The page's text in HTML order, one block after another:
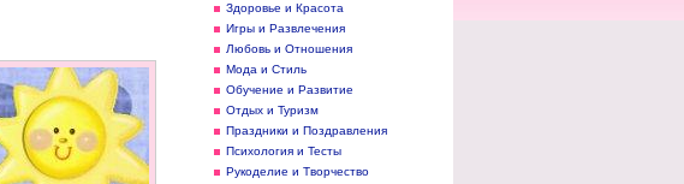
Здоровье и Красота
Игры и Развлечения
Любовь и Отношения
Мода и Стиль
Обучение и Развитие
Отдых и Туризм
Праздники и Поздравления
Психология и Тесты
Рукоделие и Творчество